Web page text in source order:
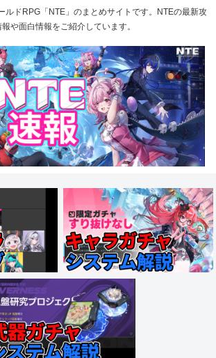
ルドRPG「NTE」のまとめサイトです。NTEの最新攻
や面白情報をご紹介しています。